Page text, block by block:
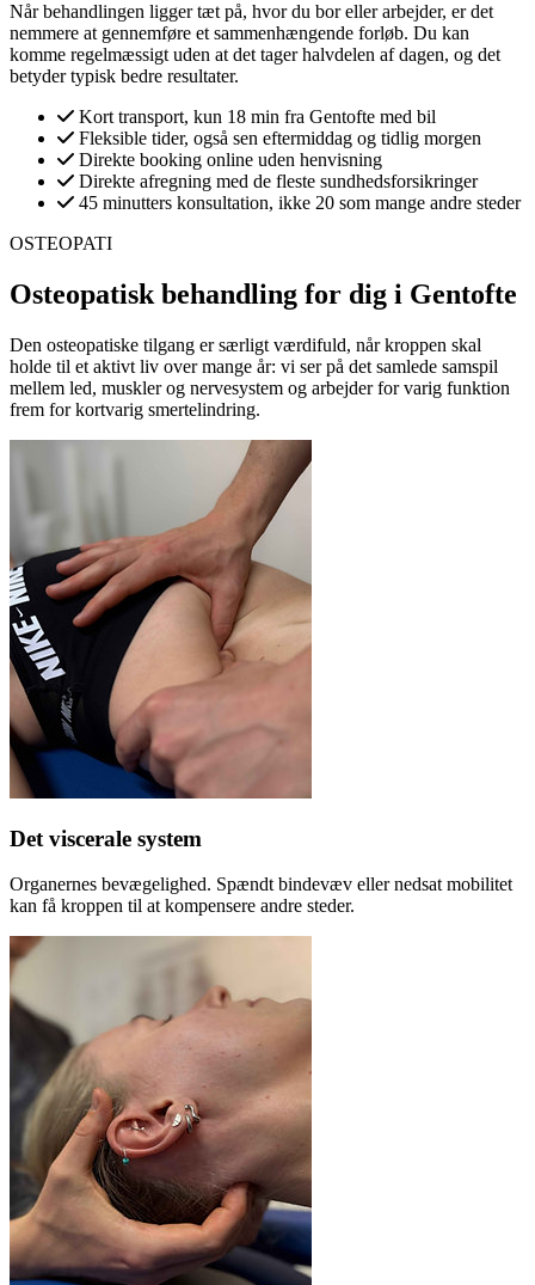
Når behandlingen ligger tæt på, hvor du bor eller arbejder, er det
nemmere at gennemføre et sammenhængende forløb. Du kan
komme regelmæssigt uden at det tager halvdelen af dagen, og det
betyder typisk bedre resultater.
Kort transport, kun 18 min fra Gentofte med bil
Fleksible tider, også sen eftermiddag og tidlig morgen
Direkte booking online uden henvisning
Direkte afregning med de fleste sundhedsforsikringer
45 minutters konsultation, ikke 20 som mange andre steder
OSTEOPATI
Osteopatisk behandling for dig i Gentofte
Den osteopatiske tilgang er særligt værdifuld, når kroppen skal
holde til et aktivt liv over mange år: vi ser på det samlede samspil
mellem led, muskler og nervesystem og arbejder for varig funktion
frem for kortvarig smertelindring.
Det viscerale system
Organernes bevægelighed. Spændt bindevæv eller nedsat mobilitet
kan få kroppen til at kompensere andre steder.